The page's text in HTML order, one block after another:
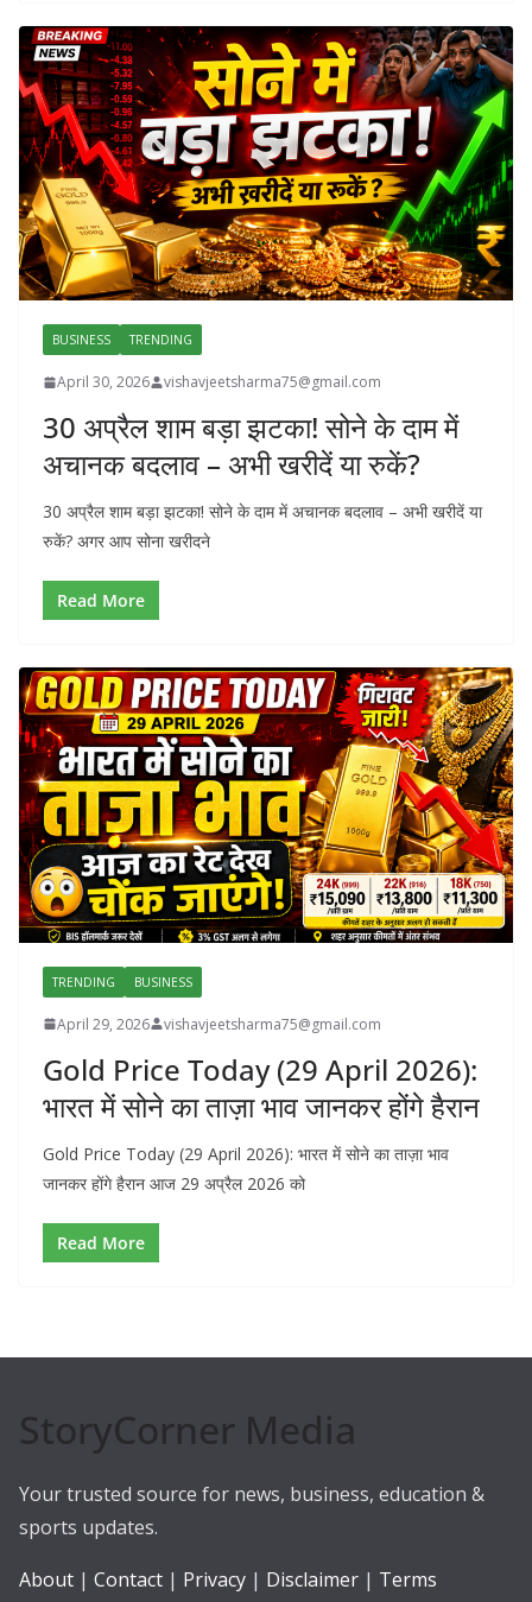
BUSINESS TRENDING
April 30, 2026 vishavjeetsharma75@gmail.com
30 अप्रैल शाम बड़ा झटका! सोने के दाम में
अचानक बदलाव – अभी खरीदें या रुकें?
30 अप्रैल शाम बड़ा झटका! सोने के दाम में अचानक बदलाव – अभी खरीदें या
रुकें? अगर आप सोना खरीदने
Read More
TRENDING BUSINESS
April 29, 2026 vishavjeetsharma75@gmail.com
Gold Price Today (29 April 2026):
भारत में सोने का ताज़ा भाव जानकर होंगे हैरान
Gold Price Today (29 April 2026): भारत में सोने का ताज़ा भाव
जानकर होंगे हैरान आज 29 अप्रैल 2026 को
Read More
StoryCorner Media
Your trusted source for news, business, education &
sports updates.
About | Contact | Privacy | Disclaimer | Terms